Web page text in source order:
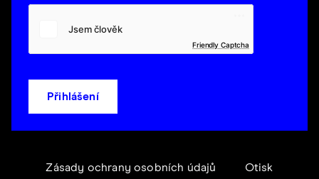
Friendly Captcha
Přihlášení
Zásady ochrany osobních údajů Otisk